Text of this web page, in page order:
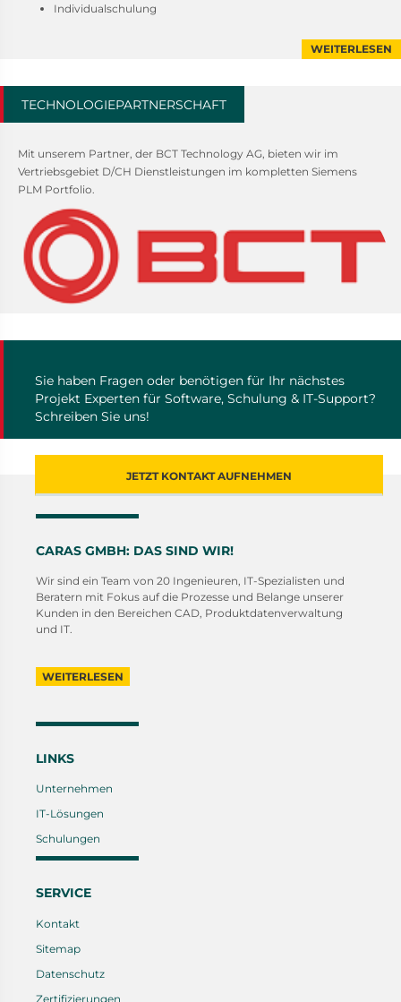
Individualschulung
WEITERLESEN
TECHNOLOGIEPARTNERSCHAFT
Mit unserem Partner, der BCT Technology AG, bieten wir im
Vertriebsgebiet D/CH Dienstleistungen im kompletten Siemens
PLM Portfolio.
Sie haben Fragen oder benötigen für Ihr nächstes
Projekt Experten für Software, Schulung & IT-Support?
Schreiben Sie uns!
JETZT KONTAKT AUFNEHMEN
CARAS GMBH: DAS SIND WIR!
Wir sind ein Team von 20 Ingenieuren, IT-Spezialisten und
Beratern mit Fokus auf die Prozesse und Belange unserer
Kunden in den Bereichen CAD, Produktdatenverwaltung
und IT.
WEITERLESEN
LINKS
Unternehmen
IT-Lösungen
Schulungen
SERVICE
Kontakt
Sitemap
Datenschutz
Zertifizierungen